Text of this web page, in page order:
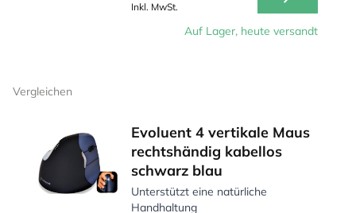
Inkl. MwSt.
Auf Lager, heute versandt
Vergleichen
Evoluent 4 vertikale Maus
rechtshändig kabellos
schwarz blau
Unterstützt eine natürliche
Handhaltung